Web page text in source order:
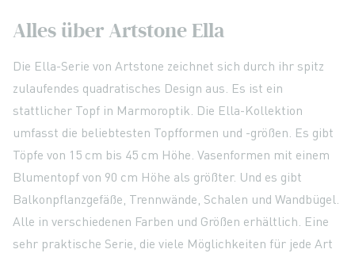
Alles über Artstone Ella
Die Ella-Serie von Artstone zeichnet sich durch ihr spitz
zulaufendes quadratisches Design aus. Es ist ein
stattlicher Topf in Marmoroptik. Die Ella-Kollektion
umfasst die beliebtesten Topfformen und -größen. Es gibt
Töpfe von 15 cm bis 45 cm Höhe. Vasenformen mit einem
Blumentopf von 90 cm Höhe als größter. Und es gibt
Balkonpflanzgefäße, Trennwände, Schalen und Wandbügel.
Alle in verschiedenen Farben und Größen erhältlich. Eine
sehr praktische Serie, die viele Möglichkeiten für jede Art